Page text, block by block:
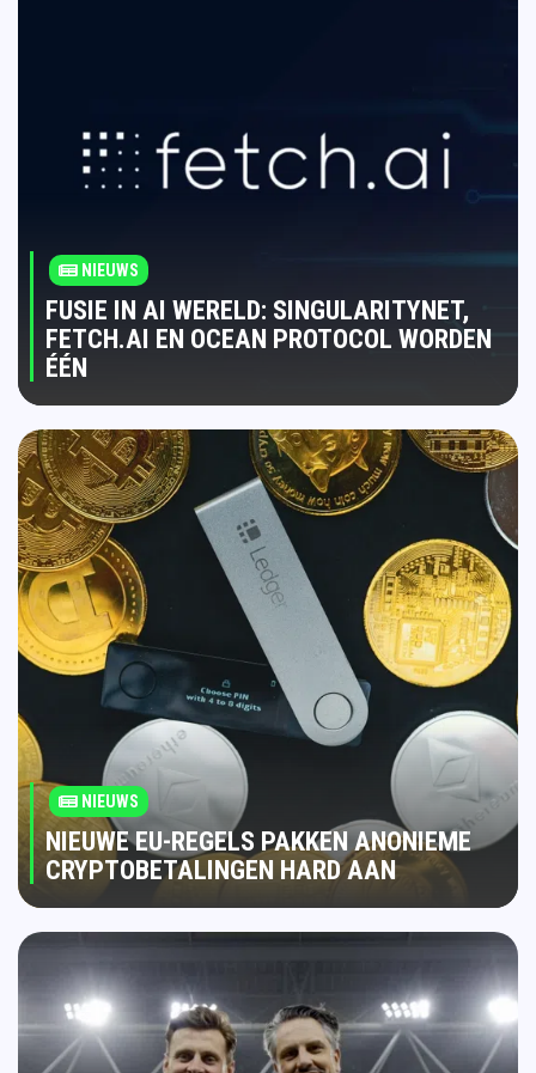
NIEUWS
FUSIE IN AI WERELD: SINGULARITYNET,
FETCH.AI EN OCEAN PROTOCOL WORDEN
ÉÉN
NIEUWS
NIEUWE EU-REGELS PAKKEN ANONIEME
CRYPTOBETALINGEN HARD AAN